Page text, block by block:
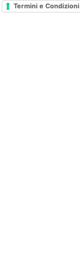
Termini e Condizioni